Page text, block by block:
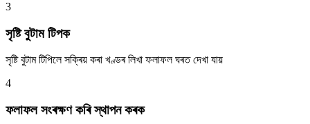
3
সৃষ্টি বুটাম টিপক
সৃষ্টি বুটাম টিপিলে সক্ৰিয় কৰা খণ্ডৰ লিখা ফলাফল ঘৰত দেখা যায়
4
ফলাফল সংৰক্ষণ কৰি স্থাপন কৰক